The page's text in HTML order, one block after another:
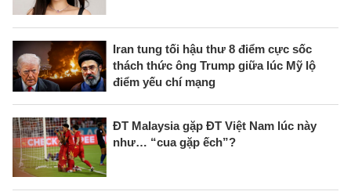
Iran tung tối hậu thư 8 điểm cực sốc
thách thức ông Trump giữa lúc Mỹ lộ
điểm yếu chí mạng
ĐT Malaysia gặp ĐT Việt Nam lúc này
như… “cua gặp ếch”?